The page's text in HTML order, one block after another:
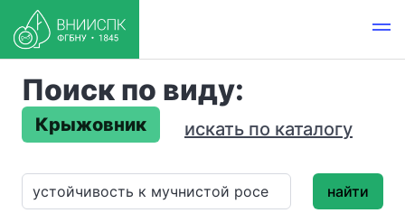
Поиск по виду:
Крыжовник искать по каталогу
найти